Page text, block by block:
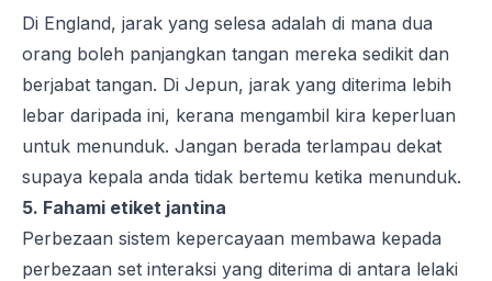
Di England, jarak yang selesa adalah di mana dua
orang boleh panjangkan tangan mereka sedikit dan
berjabat tangan. Di Jepun, jarak yang diterima lebih
lebar daripada ini, kerana mengambil kira keperluan
untuk menunduk. Jangan berada terlampau dekat
supaya kepala anda tidak bertemu ketika menunduk.
5. Fahami etiket jantina
Perbezaan sistem kepercayaan membawa kepada
perbezaan set interaksi yang diterima di antara lelaki